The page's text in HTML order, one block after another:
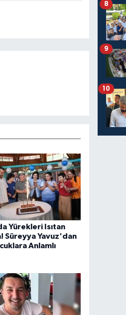
Yürekleri Isıtan
Süreyya Yavuz'dan
Anlamlı
8
9
10